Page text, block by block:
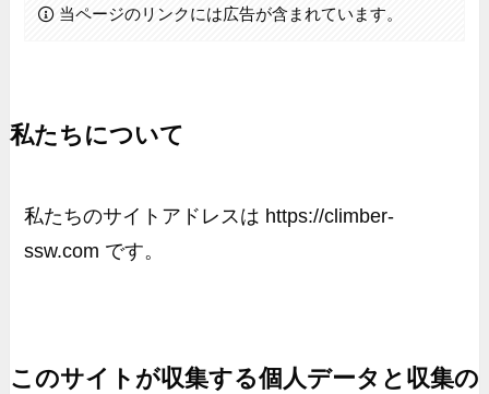
当ページのリンクには広告が含まれています。
私たちについて
私たちのサイトアドレスは https://climber-
ssw.com です。
このサイトが収集する個人データと収集の